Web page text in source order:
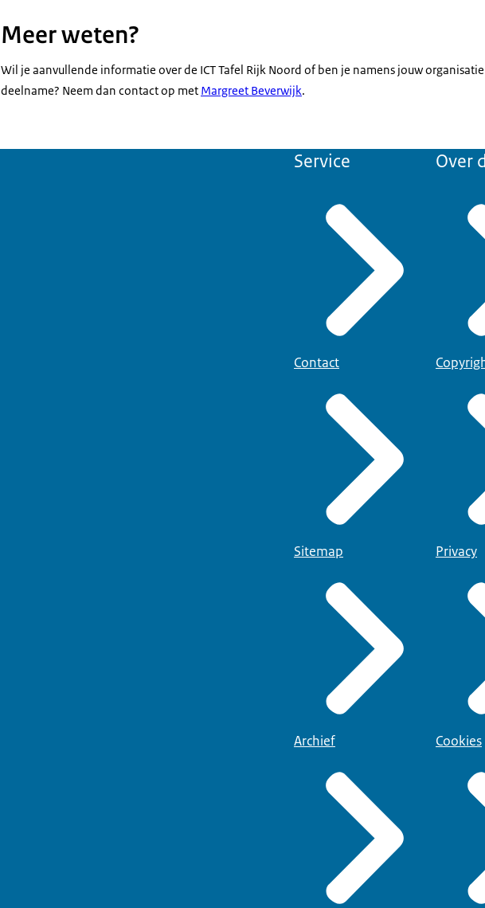
Meer weten?
Wil je aanvullende informatie over de ICT Tafel Rijk Noord of ben je namens jouw
deelname? Neem dan contact op met Margreet Beverwijk.
Service
Contact
Sitemap
Archief
Over
Privacy
Cookies